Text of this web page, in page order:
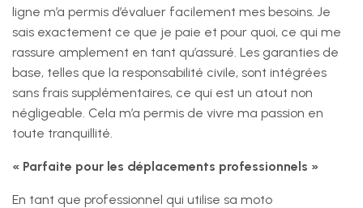
ligne m’a permis d’évaluer facilement mes besoins. Je
sais exactement ce que je paie et pour quoi, ce qui me
rassure amplement en tant qu’assuré. Les garanties de
base, telles que la responsabilité civile, sont intégrées
sans frais supplémentaires, ce qui est un atout non
négligeable. Cela m’a permis de vivre ma passion en
toute tranquillité.
« Parfaite pour les déplacements professionnels »
En tant que professionnel qui utilise sa moto